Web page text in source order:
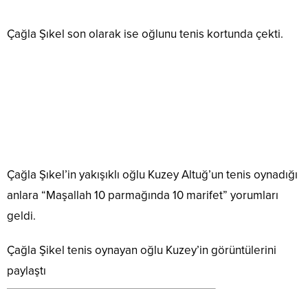
Çağla Şıkel son olarak ise oğlunu tenis kortunda çekti.
Çağla Şıkel’in yakışıklı oğlu Kuzey Altuğ’un tenis oynadığı
anlara “Maşallah 10 parmağında 10 marifet” yorumları
geldi.
Çağla Şikel tenis oynayan oğlu Kuzey’in görüntülerini
paylaştı